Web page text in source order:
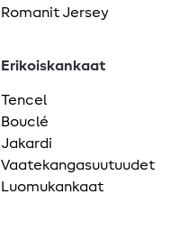
Romanit Jersey
Erikoiskankaat
Tencel
Bouclé
Jakardi
Vaatekangasuutuudet
Luomukankaat